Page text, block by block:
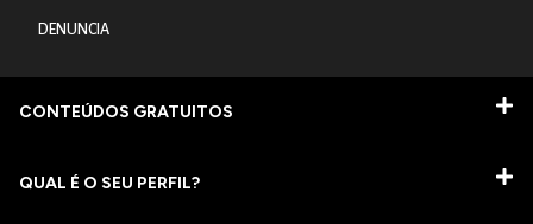
DENUNCIA
CONTEÚDOS GRATUITOS
QUAL É O SEU PERFIL?